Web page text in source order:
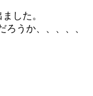
した。
うか、、、、、